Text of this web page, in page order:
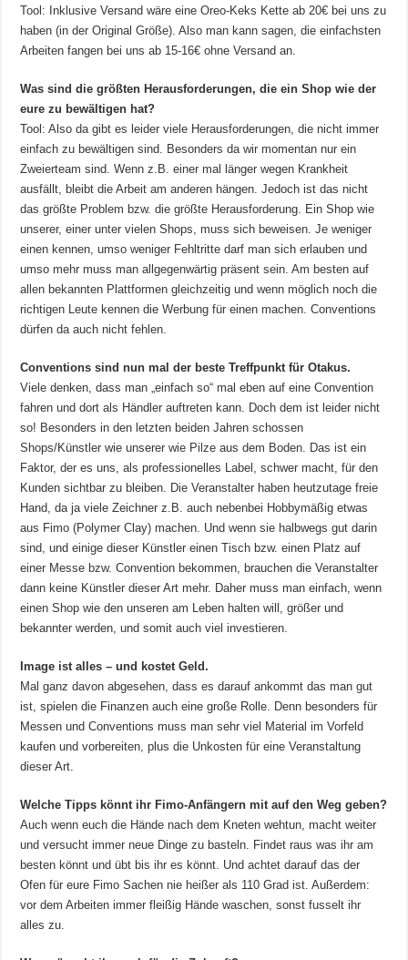
Tool: Inklusive Versand wäre eine Oreo-Keks Kette ab 20€ bei uns zu
haben (in der Original Größe). Also man kann sagen, die einfachsten
Arbeiten fangen bei uns ab 15-16€ ohne Versand an.
Was sind die größten Herausforderungen, die ein Shop wie der
eure zu bewältigen hat?
Tool: Also da gibt es leider viele Herausforderungen, die nicht immer
einfach zu bewältigen sind. Besonders da wir momentan nur ein
Zweierteam sind. Wenn z.B. einer mal länger wegen Krankheit
ausfällt, bleibt die Arbeit am anderen hängen. Jedoch ist das nicht
das größte Problem bzw. die größte Herausforderung. Ein Shop wie
unserer, einer unter vielen Shops, muss sich beweisen. Je weniger
einen kennen, umso weniger Fehltritte darf man sich erlauben und
umso mehr muss man allgegenwärtig präsent sein. Am besten auf
allen bekannten Plattformen gleichzeitig und wenn möglich noch die
richtigen Leute kennen die Werbung für einen machen. Conventions
dürfen da auch nicht fehlen.
Conventions sind nun mal der beste Treffpunkt für Otakus.
Viele denken, dass man „einfach so“ mal eben auf eine Convention
fahren und dort als Händler auftreten kann. Doch dem ist leider nicht
so! Besonders in den letzten beiden Jahren schossen
Shops/Künstler wie unserer wie Pilze aus dem Boden. Das ist ein
Faktor, der es uns, als professionelles Label, schwer macht, für den
Kunden sichtbar zu bleiben. Die Veranstalter haben heutzutage freie
Hand, da ja viele Zeichner z.B. auch nebenbei Hobbymäßig etwas
aus Fimo (Polymer Clay) machen. Und wenn sie halbwegs gut darin
sind, und einige dieser Künstler einen Tisch bzw. einen Platz auf
einer Messe bzw. Convention bekommen, brauchen die Veranstalter
dann keine Künstler dieser Art mehr. Daher muss man einfach, wenn
einen Shop wie den unseren am Leben halten will, größer und
bekannter werden, und somit auch viel investieren.
Image ist alles – und kostet Geld.
Mal ganz davon abgesehen, dass es darauf ankommt das man gut
ist, spielen die Finanzen auch eine große Rolle. Denn besonders für
Messen und Conventions muss man sehr viel Material im Vorfeld
kaufen und vorbereiten, plus die Unkosten für eine Veranstaltung
dieser Art.
Welche Tipps könnt ihr Fimo-Anfängern mit auf den Weg geben?
Auch wenn euch die Hände nach dem Kneten wehtun, macht weiter
und versucht immer neue Dinge zu basteln. Findet raus was ihr am
besten könnt und übt bis ihr es könnt. Und achtet darauf das der
Ofen für eure Fimo Sachen nie heißer als 110 Grad ist. Außerdem:
vor dem Arbeiten immer fleißig Hände waschen, sonst fusselt ihr
alles zu.